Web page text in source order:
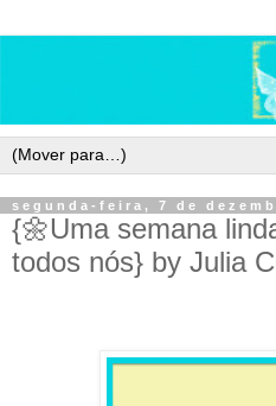
segunda-feira, 7 de
{🌼Uma semana
todos nós} by Julia